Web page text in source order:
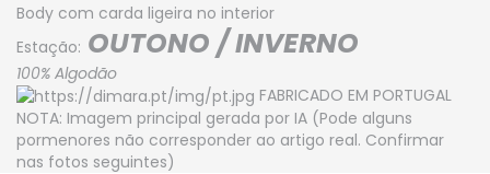
Body com carda ligeira no interior
Estação: OUTONO / INVERNO
100% Algodão
FABRICADO EM PORTUGAL
NOTA: Imagem principal gerada por IA (Pode alguns
pormenores não corresponder ao artigo real. Confirmar
nas fotos seguintes)